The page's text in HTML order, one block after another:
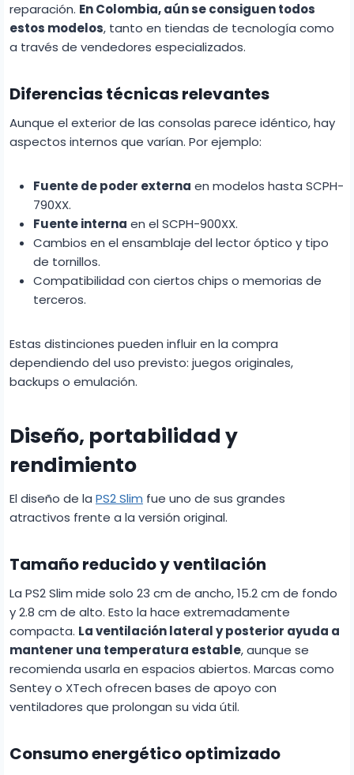
reparación. En Colombia, aún se consiguen todos
estos modelos, tanto en tiendas de tecnología como
a través de vendedores especializados.
Diferencias técnicas relevantes
Aunque el exterior de las consolas parece idéntico, hay
aspectos internos que varían. Por ejemplo:
Fuente de poder externa en modelos hasta SCPH-
790XX.
Fuente interna en el SCPH-900XX.
Cambios en el ensamblaje del lector óptico y tipo
de tornillos.
Compatibilidad con ciertos chips o memorias de
terceros.
Estas distinciones pueden influir en la compra
dependiendo del uso previsto: juegos originales,
backups o emulación.
Diseño, portabilidad y
rendimiento
El diseño de la PS2 Slim fue uno de sus grandes
atractivos frente a la versión original.
Tamaño reducido y ventilación
La PS2 Slim mide solo 23 cm de ancho, 15.2 cm de fondo
y 2.8 cm de alto. Esto la hace extremadamente
compacta. La ventilación lateral y posterior ayuda a
mantener una temperatura estable, aunque se
recomienda usarla en espacios abiertos. Marcas como
Sentey o XTech ofrecen bases de apoyo con
ventiladores que prolongan su vida útil.
Consumo energético optimizado